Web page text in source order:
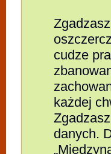
cudze
każdej
danych.